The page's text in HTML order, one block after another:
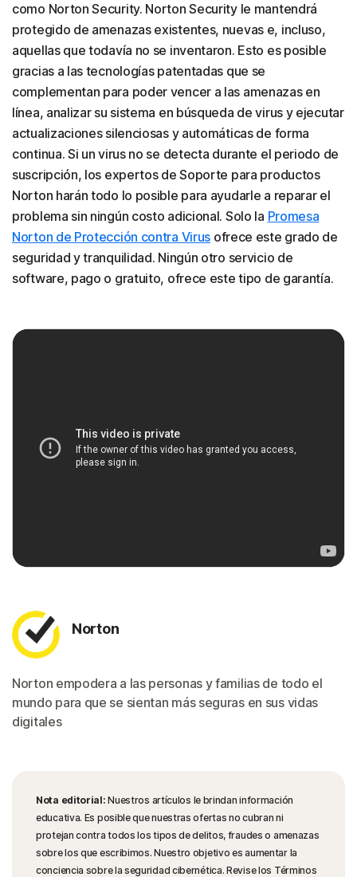
como Norton Security. Norton Security le mantendrá
protegido de amenazas existentes, nuevas e, incluso,
aquellas que todavía no se inventaron. Esto es posible
gracias a las tecnologías patentadas que se
complementan para poder vencer a las amenazas en
línea, analizar su sistema en búsqueda de virus y ejecutar
actualizaciones silenciosas y automáticas de forma
continua. Si un virus no se detecta durante el periodo de
suscripción, los expertos de Soporte para productos
Norton harán todo lo posible para ayudarle a reparar el
problema sin ningún costo adicional. Solo la Promesa
Norton de Protección contra Virus ofrece este grado de
seguridad y tranquilidad. Ningún otro servicio de
software, pago o gratuito, ofrece este tipo de garantía.
Norton
Norton empodera a las personas y familias de todo el
mundo para que se sientan más seguras en sus vidas
digitales
Nota editorial:Nuestros artículos le brindan información
educativa. Es posible que nuestras ofertas no cubran ni
protejan contra todos los tipos de delitos, fraudes o amenazas
sobre los que escribimos. Nuestro objetivo es aumentar la
conciencia sobre la seguridad cibernética. Revise los Términos